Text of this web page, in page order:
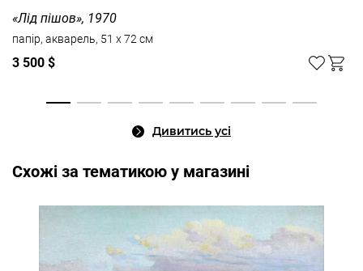
«Лід пішов», 1970
папір, акварель, 51 x 72 см
3 500 $
Дивитись усі
Cхожі за тематикою у магазині